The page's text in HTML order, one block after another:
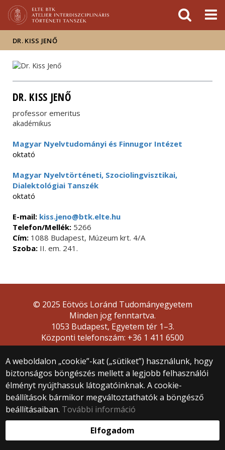
Hírek
Események
ELTE a
sajtóban
DR. KISS JENŐ
DR. KISS JENŐ
professor emeritus
akadémikus
Magyar Nyelvtudományi és Finnugor Intézet
oktató
Magyar Nyelvtörténeti, Szociolingvisztikai,
Dialektológiai Tanszék
oktató
E-mail: kiss.jeno@btk.elte.hu
Telefon/Mellék: 5266
Cím: 1088 Budapest, Múzeum krt. 4/A
Szoba: II. em. 241.
A weboldalon „cookie”-kat („sütiket”) használunk, hogy
biztonságos böngészés mellett a legjobb felhasználói
élményt nyújthassuk látogatóinknak. A cookie-
beállítások bármikor megváltoztathatók a böngésző
beállításaiban. További információ
Elfogadom
© 2025 Eötvös Loránd Tudományegyetem
Minden jog fenntartva.
1053 Budapest, Egyetem tér 1–3.
Központi telefonszám: +36 1 411 6500